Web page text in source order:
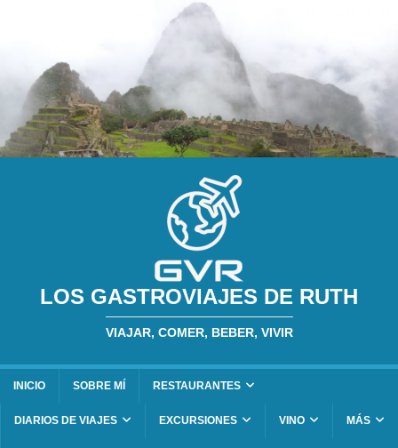
LOS GASTROVIAJES DE RUTH
VIAJAR, COMER, BEBER, VIVIR
INICIO SOBRE MÍ RESTAURANTES
DIARIOS DE VIAJES EXCURSIONES VINO MÁS